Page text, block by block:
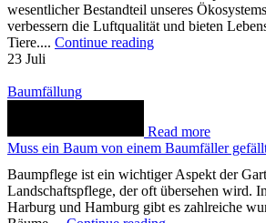
wesentlicher Bestandteil unseres
verbessern die Luftqualität und bieten
Tiere.... Continue reading
23 Juli
Baumfällung
Read more
Muss ein Baum von einem Baumfäller
Baumpflege ist ein wichtiger Aspekt der
Landschaftspflege, der oft übersehen wird.
Harburg und Hamburg gibt es zahlreiche